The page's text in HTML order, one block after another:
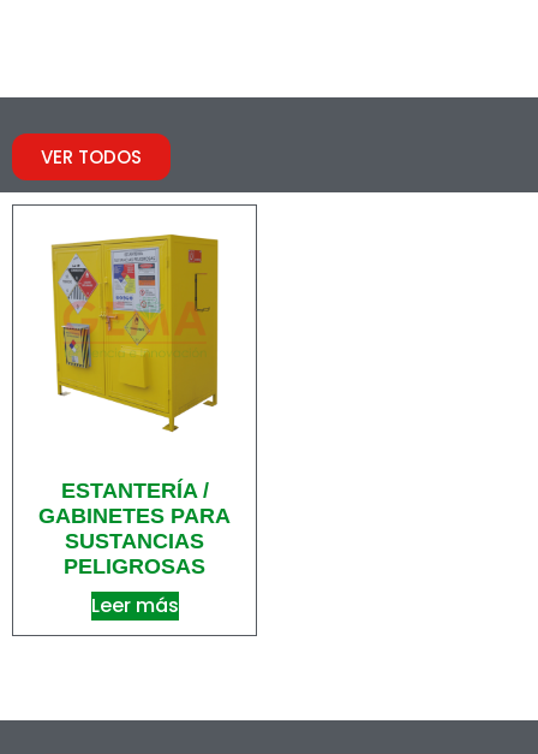
VER TODOS
ESTANTERÍA /
GABINETES PARA
SUSTANCIAS
PELIGROSAS
Leer más